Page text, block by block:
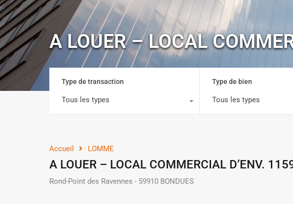
A LOUER – LOCAL
Type de transaction
Tous les types
Type de bien
Tous les types
Accueil LOMME
A LOUER – LOCAL COMMERCIAL D’ENV.
Rond-Point des Ravennes - 59910 BONDUES